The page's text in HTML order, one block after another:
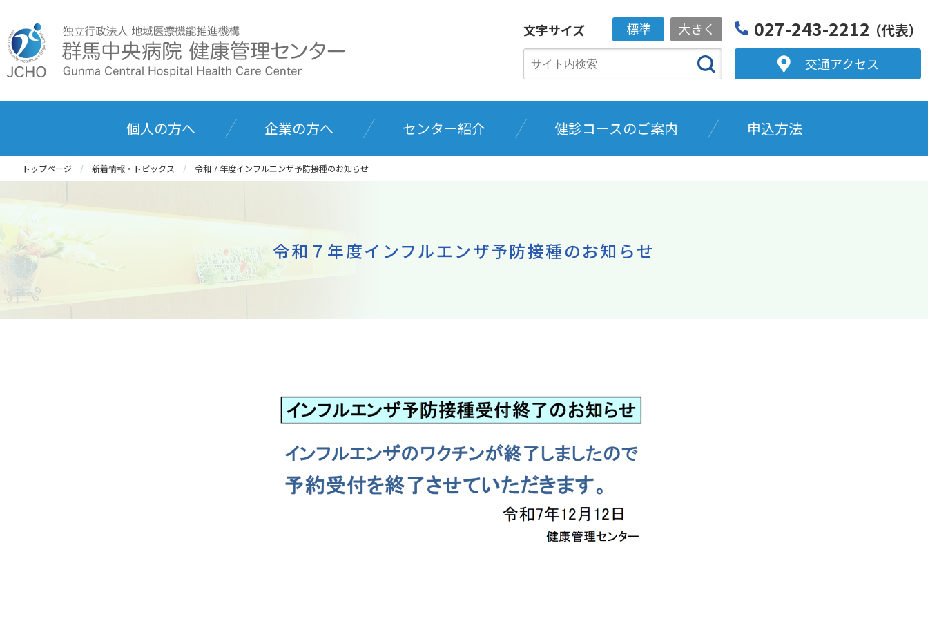
文字サイズ 標準 大きく 027-243-2212 （代表）
交通アクセス
個人の方へ 企業の方へ センター紹介 健診コースのご案内 申込方法
トップページ 新着情報・トピックス 令和７年度インフルエンザ予防接種のお知らせ
令和７年度インフルエンザ予防接種のお知らせ